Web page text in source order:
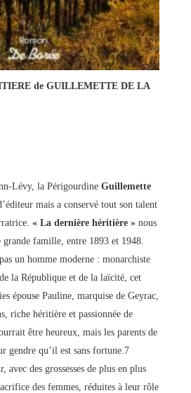
de GUILLEMETTE DE LA
Lévy, la Périgourdine Guillemette
mais a conservé tout son talent
« La dernière héritière » nous
grande famille, entre 1893 et 1948.
un homme moderne : monarchiste
la République et de la laïcité, cet
épouse Pauline, marquise de Geyrac,
riche héritière et passionnée de
être heureux, mais les parents de
gendre qu’il est sans fortune.7
des grossesses de plus en plus
des femmes, réduites à leur rôle